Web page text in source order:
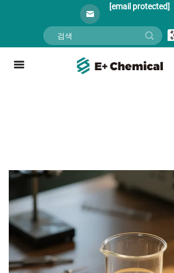
[email protected]